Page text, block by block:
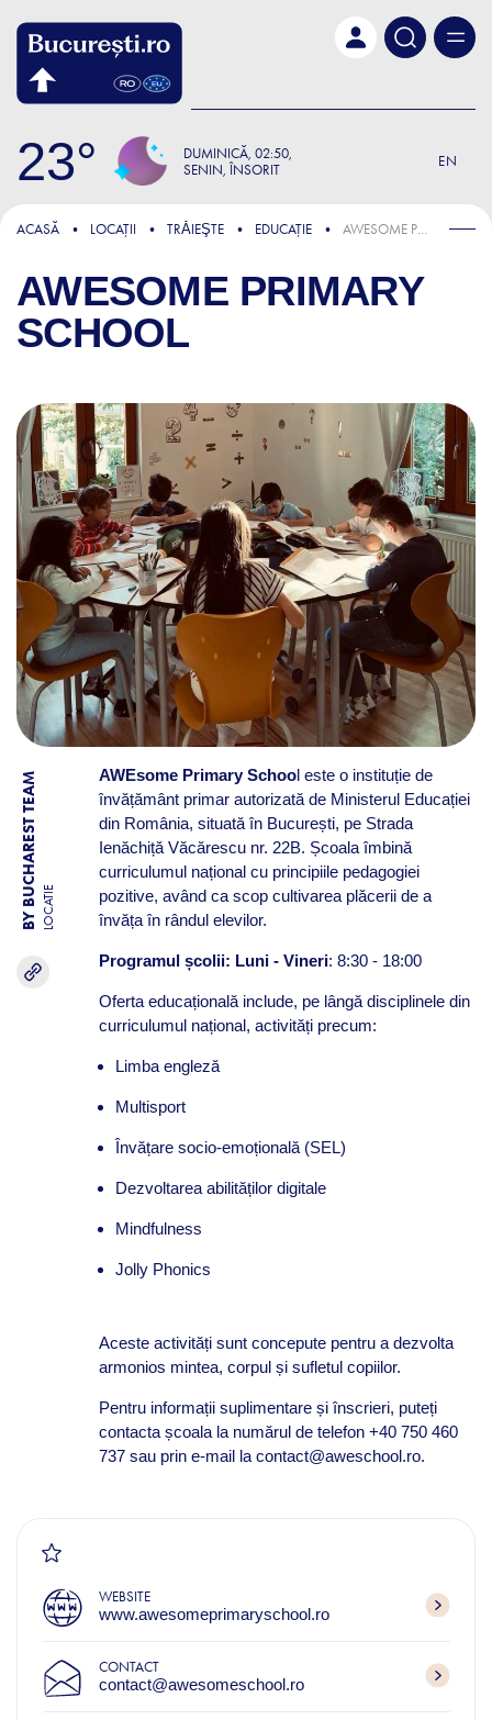
23 DUMINICĂ 02:50
SENIN, ÎNSORIT
EN
ACASĂ LOCAȚII TRǍIEŞTE EDUCAȚIE AWESOME PRIMARY SCHOOL
AWESOME PRIMARY
SCHOOL
BY BUCHAREST TEAM LOCATIE
AWEsome Primary School este o instituție de
învățământ primar autorizată de Ministerul Educației
din România, situată în București, pe Strada
Ienăchiță Văcărescu nr. 22B. Școala îmbină
curriculumul național cu principiile pedagogiei
pozitive, având ca scop cultivarea plăcerii de a
învăța în rândul elevilor.
Programul școlii: Luni - Vineri: 8:30 - 18:00
Oferta educațională include, pe lângă disciplinele din
curriculumul național, activități precum:
Limba engleză
Multisport
Învățare socio-emoțională (SEL)
Dezvoltarea abilităților digitale
Mindfulness
Jolly Phonics
Aceste activități sunt concepute pentru a dezvolta
armonios mintea, corpul și sufletul copiilor.
Pentru informații suplimentare și înscrieri, puteți
contacta școala la numărul de telefon +40 750 460
737 sau prin e-mail la contact@aweschool.ro.
WEBSITE
www.awesomeprimaryschool.ro
CONTACT
contact@awesomeschool.ro